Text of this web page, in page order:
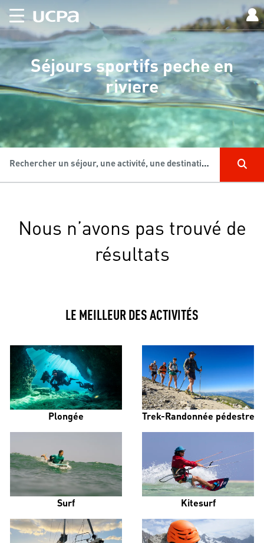
Séjours sportifs peche en
riviere
Rechercher un séjour, une activité, une destination...
Nous n’avons pas trouvé de
résultats
LE MEILLEUR DES ACTIVITÉS
Plongée Trek-Randonnée pédestre
Surf Kitesurf